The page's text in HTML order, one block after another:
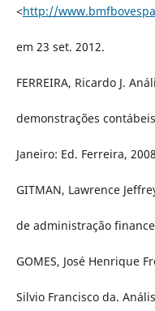
<http://
em 23 set. 2012.
FERREIRA, Ricardo J.
demonstrações
Janeiro: Ed. Ferreira,
GITMAN, Lawrence
de administração
GOMES, José Henrique
Silvio Francisco da.